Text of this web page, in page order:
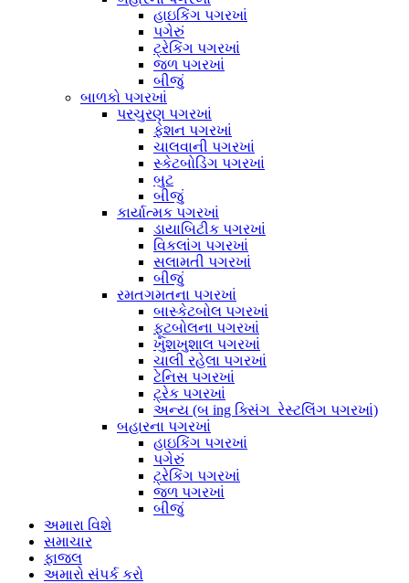
હાઇકિંગ પગરખાં
પગેરું
ટ્રેકિંગ પગરખાં
જળ પગરખાં
બીજું
બાળકો પગરખાં
પરચુરણ પગરખાં
ફેશન પગરખાં
ચાલવાની પગરખાં
સ્કેટબોડિંગ પગરખાં
બુટ
બીજું
કાર્યાત્મક પગરખાં
ડાયાબિટીક પગરખાં
વિકલાંગ પગરખાં
સલામતી પગરખાં
બીજું
રમતગમતના પગરખાં
બાસ્કેટબોલ પગરખાં
ફૂટબોલના પગરખાં
ખુશખુશાલ પગરખાં
ચાલી રહેલા પગરખાં
ટેનિસ પગરખાં
ટ્રેક પગરખાં
અન્ય (બ ing ક્સિંગ_રેસ્ટલિંગ પગરખાં)
બહારના પગરખાં
હાઇકિંગ પગરખાં
પગેરું
ટ્રેકિંગ પગરખાં
જળ પગરખાં
બીજું
અમારા વિશે
સમાચાર
ફાજલ
અમારો સંપર્ક કરો